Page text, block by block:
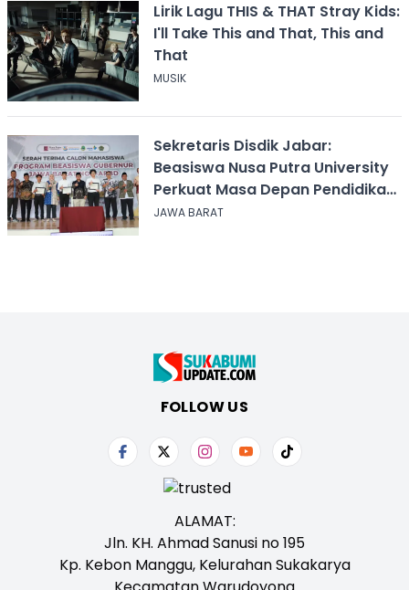
Lirik Lagu THIS & THAT Stray Kids:
I'll Take This and That, This and
That
MUSIK
Sekretaris Disdik Jabar:
Beasiswa Nusa Putra University
Perkuat Masa Depan Pendidikan
Jawa Barat
JAWA BARAT
FOLLOW US
ALAMAT:
Jln. KH. Ahmad Sanusi no 195
Kp. Kebon Manggu, Kelurahan Sukakarya